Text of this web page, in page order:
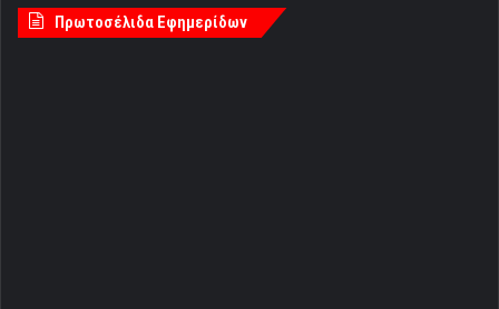
Πρωτοσέλιδα Εφημερίδων